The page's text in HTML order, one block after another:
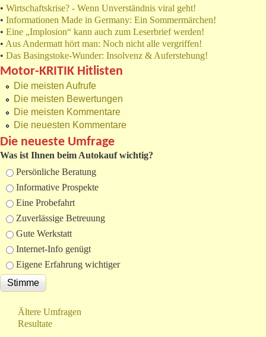
• Wirtschaftskrise? - Wenn Unverständnis viral geht!
• Informationen Made in Germany: Ein Sommermärchen!
• Eine „Implosion“ kann auch zum Leserbrief werden!
• Aus Andermatt hört man: Noch nicht alle vergriffen!
• Das Basingstoke-Wunder: Insolvenz & Auferstehung!
Motor-KRITIK Hitlisten
Die meisten Aufrufe
Die meisten Bewertungen
Die meisten Kommentare
Die neuesten Kommentare
Die neueste Umfrage
Was ist Ihnen beim Autokauf wichtig?
Auswahlmöglichkeiten
Persönliche Beratung
Informative Prospekte
Eine Probefahrt
Zuverlässige Betreuung
Gute Werkstatt
Internet-Info genügt
Eigene Erfahrung wichtiger
Ältere Umfragen
Resultate